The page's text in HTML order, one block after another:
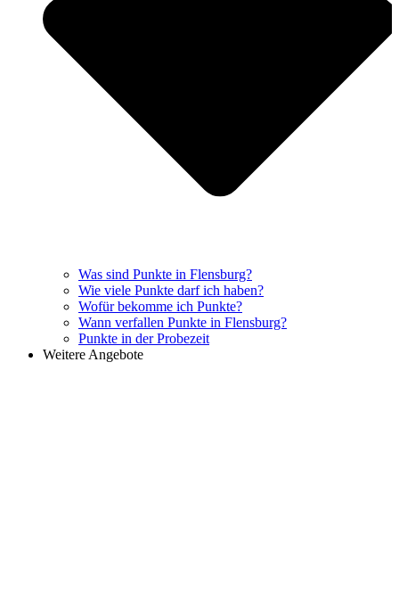
Was sind Punkte in Flensburg?
Wie viele Punkte darf ich haben?
Wofür bekomme ich Punkte?
Wann verfallen Punkte in Flensburg?
Punkte in der Probezeit
Weitere Angebote